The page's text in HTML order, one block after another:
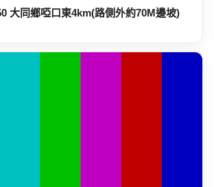
大同鄉啞口東4km(路側外約70M邊坡)